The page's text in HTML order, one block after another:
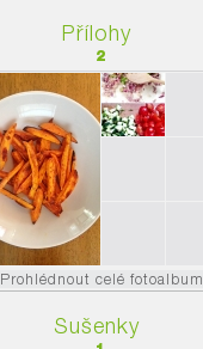
Přílohy
2
Prohlédnout celé fotoalbum
Sušenky